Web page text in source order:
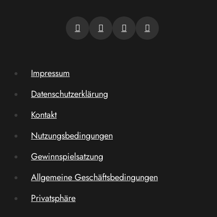
Impressum
Datenschutzerklärung
Kontakt
Nutzungsbedingungen
Gewinnspielsatzung
Allgemeine Geschäftsbedingungen
Privatsphäre